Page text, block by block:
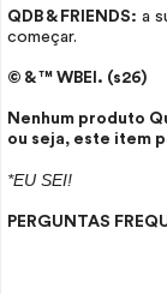
QDB & FRIENDS: a
começar.
© & ™ WBEI. (s26)
Nenhum produto
ou seja, este item
*EU SEI!
PERGUNTAS